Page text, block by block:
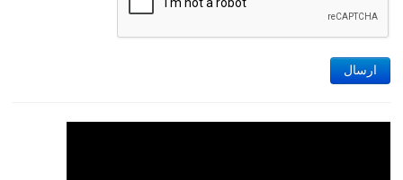
ارسال